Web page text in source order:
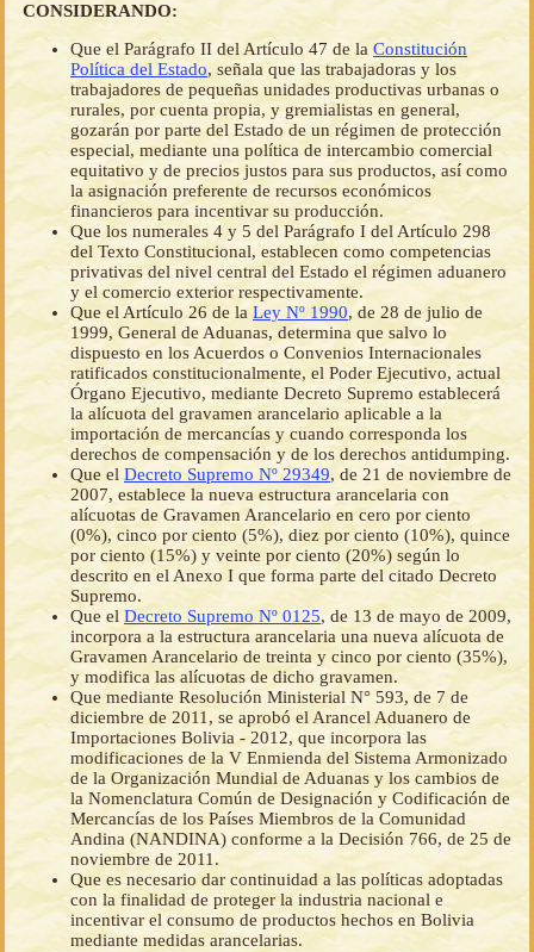
CONSIDERANDO:
Que el Parágrafo II del Artículo 47 de la Constitución
Política del Estado, señala que las trabajadoras y los
trabajadores de pequeñas unidades productivas urbanas o
rurales, por cuenta propia, y gremialistas en general,
gozarán por parte del Estado de un régimen de protección
especial, mediante una política de intercambio comercial
equitativo y de precios justos para sus productos, así como
la asignación preferente de recursos económicos
financieros para incentivar su producción.
Que los numerales 4 y 5 del Parágrafo I del Artículo 298
del Texto Constitucional, establecen como competencias
privativas del nivel central del Estado el régimen aduanero
y el comercio exterior respectivamente.
Que el Artículo 26 de la Ley Nº 1990, de 28 de julio de
1999, General de Aduanas, determina que salvo lo
dispuesto en los Acuerdos o Convenios Internacionales
ratificados constitucionalmente, el Poder Ejecutivo, actual
Órgano Ejecutivo, mediante Decreto Supremo establecerá
la alícuota del gravamen arancelario aplicable a la
importación de mercancías y cuando corresponda los
derechos de compensación y de los derechos antidumping.
Que el Decreto Supremo Nº 29349, de 21 de noviembre de
2007, establece la nueva estructura arancelaria con
alícuotas de Gravamen Arancelario en cero por ciento
(0%), cinco por ciento (5%), diez por ciento (10%), quince
por ciento (15%) y veinte por ciento (20%) según lo
descrito en el Anexo I que forma parte del citado Decreto
Supremo.
Que el Decreto Supremo Nº 0125, de 13 de mayo de 2009,
incorpora a la estructura arancelaria una nueva alícuota de
Gravamen Arancelario de treinta y cinco por ciento (35%),
y modifica las alícuotas de dicho gravamen.
Que mediante Resolución Ministerial N° 593, de 7 de
diciembre de 2011, se aprobó el Arancel Aduanero de
Importaciones Bolivia - 2012, que incorpora las
modificaciones de la V Enmienda del Sistema Armonizado
de la Organización Mundial de Aduanas y los cambios de
la Nomenclatura Común de Designación y Codificación de
Mercancías de los Países Miembros de la Comunidad
Andina (NANDINA) conforme a la Decisión 766, de 25 de
noviembre de 2011.
Que es necesario dar continuidad a las políticas adoptadas
con la finalidad de proteger la industria nacional e
incentivar el consumo de productos hechos en Bolivia
mediante medidas arancelarias.